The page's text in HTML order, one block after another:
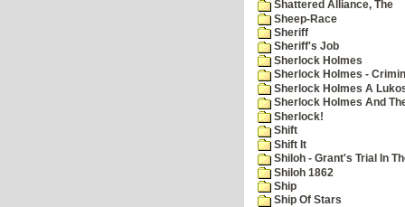
Shattered Alliance, The
Sheep-Race
Sheriff
Sheriff's Job
Sherlock Holmes
Sherlock Holmes -
Sherlock Holmes A
Sherlock Holmes And
Sherlock!
Shift
Shift It
Shiloh - Grant's Trial In
Shiloh 1862
Ship
Ship Of Stars